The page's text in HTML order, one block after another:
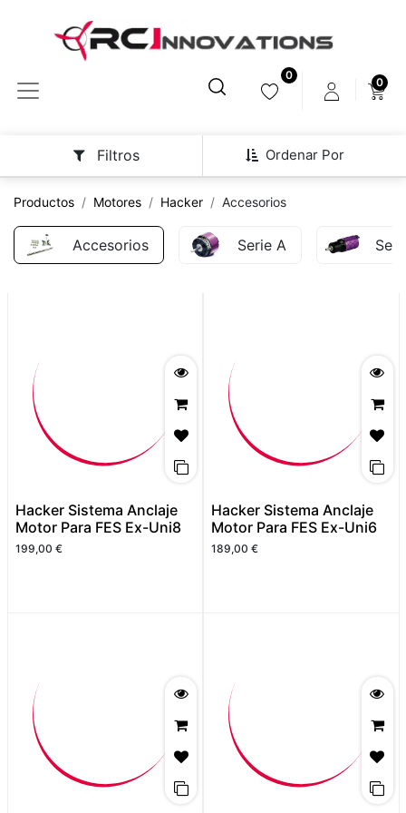
0
0
Ordenar Por
Filtros
Productos Motores Hacker Accesorios
Accesorios Serie A
Hacker Sistema Anclaje
Motor Para FES Ex-Uni8
199,00 €
Hacker Sistema Anclaje
Motor Para FES Ex-Uni6
189,00 €